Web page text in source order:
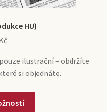
HU)
Kč
ilustrační – obdržíte
si objednáte.